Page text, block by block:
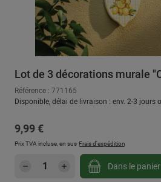
Lot de 3 décorations murale
Référence : 771165
Disponible, délai de livraison : env. 2-3 jours
Prix régulier :
9,99 €
Prix TVA incluse, en sus Frais d'expédition
Quantité de produit :
Dans le panier